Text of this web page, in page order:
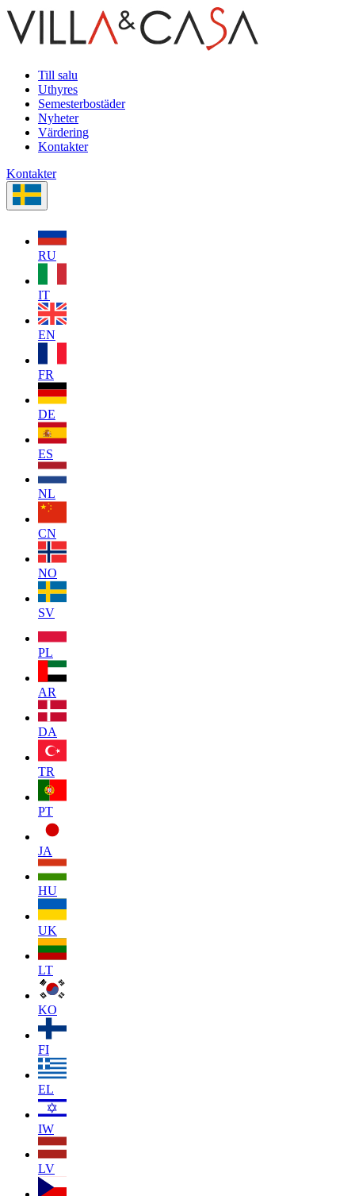
Till salu
Uthyres
Semesterbostäder
Nyheter
Värdering
Kontakter
Kontakter
RU
IT
EN
FR
DE
ES
NL
CN
NO
SV
PL
AR
DA
TR
PT
JA
HU
UK
LT
KO
FI
EL
IW
LV